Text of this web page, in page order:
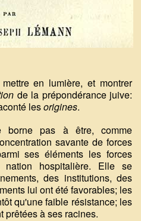
en lumière, et montrer
de la prépondérance juive:
lesorigines.
borne pas à être, comme
savante de forces
ses éléments les forces
hospitalière. Elle se
des institutions, des
lui ont été favorables; les
qu'une faible résistance; les
prêtées à ses racines.